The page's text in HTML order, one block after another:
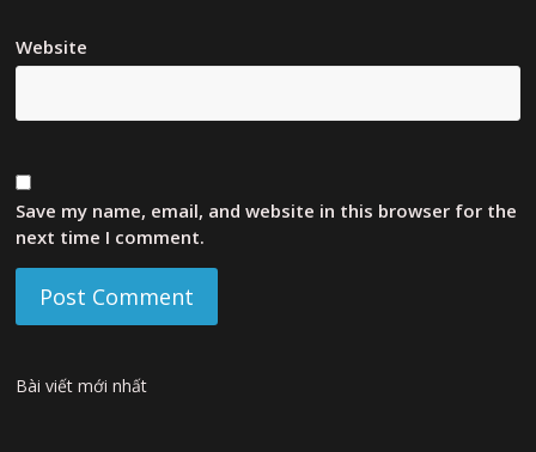
Website
Save my name, email, and website in this browser for the
next time I comment.
Bài viết mới nhất